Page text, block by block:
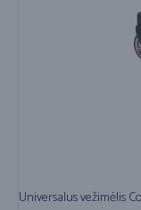
Universalus vežimėlis